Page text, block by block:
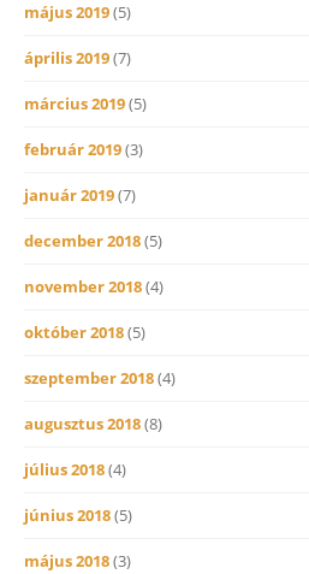
május 2019(5)
április 2019(7)
március 2019(5)
február 2019(3)
január 2019(7)
december 2018(5)
november 2018(4)
október 2018(5)
szeptember 2018(4)
augusztus 2018(8)
július 2018(4)
június 2018(5)
május 2018(3)